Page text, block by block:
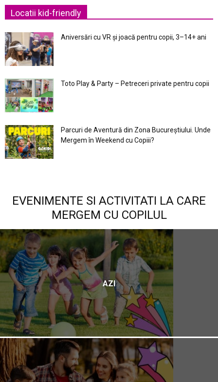
Locatii kid-friendly
Aniversări cu VR și joacă pentru copii, 3–14+ ani
Toto Play & Party – Petreceri private pentru copii
Parcuri de Aventură din Zona Bucureştiului. Unde
Mergem în Weekend cu Copiii?
EVENIMENTE SI ACTIVITATI LA CARE
MERGEM CU COPILUL
AZI